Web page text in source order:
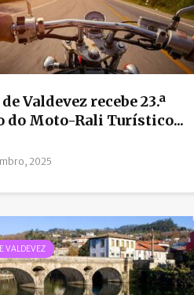
Valdevez recebe 23.ª
do Moto-Rali Turístico...
2025
VALDEVEZ